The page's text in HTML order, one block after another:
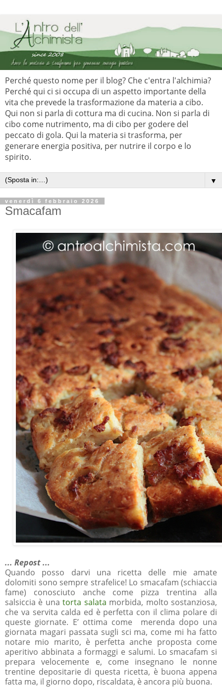
Perché questo nome per il blog? Che c'entra l'alchimia?
Perché qui ci si occupa di un aspetto importante della
vita che prevede la trasformazione da materia a cibo.
Qui non si parla di cottura ma di cucina. Non si parla di
cibo come nutrimento, ma di cibo per godere del
peccato di gola. Qui la materia si trasforma, per
generare energia positiva, per nutrire il corpo e lo
spirito.
▼
venerdì 6 febbraio 2026
Smacafam
... Repost ...
Quando posso darvi una ricetta delle mie amate
dolomiti sono sempre strafelice! Lo smacafam (schiaccia
fame) conosciuto anche come pizza trentina alla
salsiccia è unatorta salata morbida, molto sostanziosa,
che va servita calda ed è perfetta con il clima polare di
queste giornate. E’ ottima come merenda dopo una
giornata magari passata sugli sci ma, come mi ha fatto
notare mio marito, è perfetta anche proposta come
aperitivo abbinata a formaggi e salumi. Lo smacafam si
prepara velocemente e, come insegnano le nonne
trentine depositarie di questa ricetta, è buona appena
fatta ma, il giorno dopo, riscaldata, è ancora più buona.